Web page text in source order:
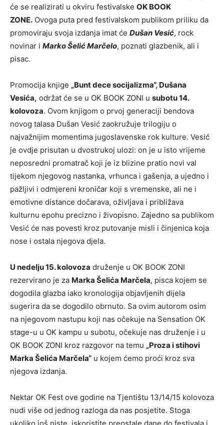
će se realizirati u okviru festivalske OK BOOK
ZONE. Ovoga puta pred festivalskom publikom priliku da
promoviraju svoja izdanja imat će Dušan Vesić, rock
novinar i Marko Šelić Marčelo, poznati glazbenik, ali i
pisac.
Promocija knjige „Bunt dece socijalizma“, Dušana
Vesića, održat će se u OK BOOK ZONI u subotu 14.
kolovoza. Ovom knjigom o prvoj generaciji bendova
novog talasa Dušan Vesić zaokružuje trilogiju o
najvažnijim momentima jugoslavenske rok kulture. Vesić
je ovdje prisutan u dvostrukoj ulozi: on je u isto vrijeme
neposredni promatrač koji je iz blizine pratio novi val
tijekom njegovog nastanka, vrhunca i gašenja, a ujedno i
pažljivi i odmjereni kroničar koji s vremenske, ali ne i
emotivne distance dočarava, oživljava i približava
kulturnu epohu precizno i živopisno. Zajedno sa publikom
Vesić će nas povesti kroz putovanje misli i činjenica koja
nose i ostala njegova djela.
U nedelju 15. kolovoza druženje u OK BOOK ZONI
rezervirano je za Marka Šelića Marčela, pisca kojem se
dogodila glazba iako kronologija objavljenih dijela
sugerira da se dogodilo obrnuto. Sa ovim autorom osim
na njegovom nastupu koji nas očekuje na Sensation OK
stage-u u OK kampu u subotu, očekuje nas druženje i u
OK BOOK ZONI kroz razgovor na temu „Proza i stihovi
Marka Šelića Marčela“ u kojem ćemo proći kroz sva
njegova izdanja.
Nektar OK Fest ove godine na Tjentištu 13/14/15 kolovoza
nudi više od jednog razloga da nas posjetite. Stoga